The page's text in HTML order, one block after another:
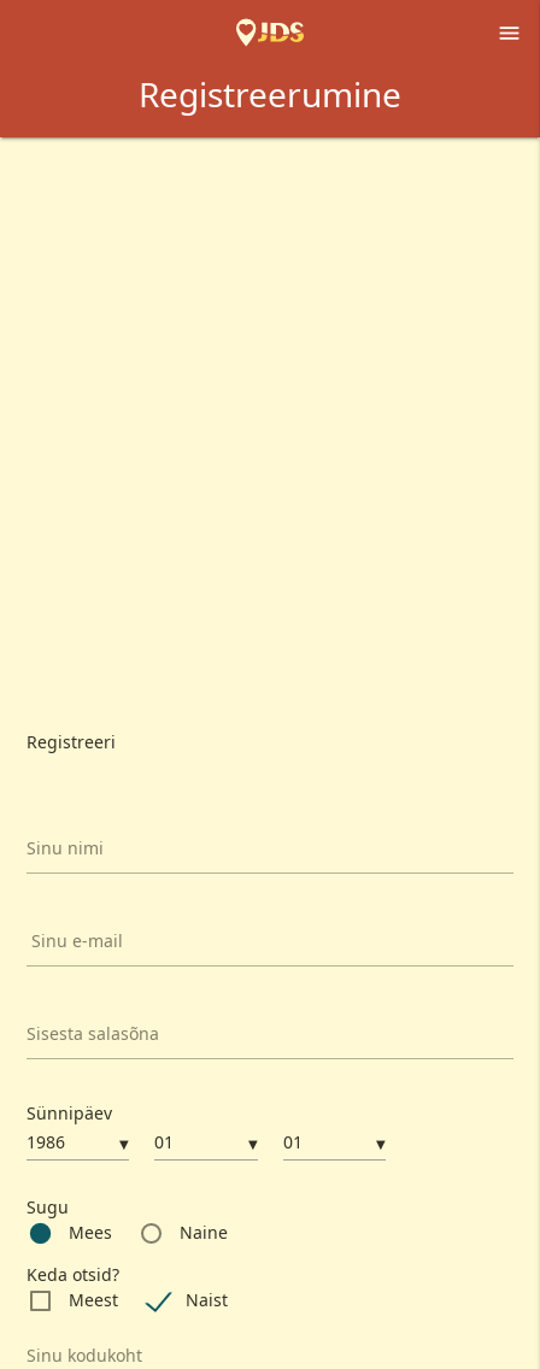

Registreerumine
Registreeri
Sinu nimi
Sinu e-mail
Sisesta salasõna
Sünnipäev
▼ ▼ ▼
Sugu
Mees
Naine
Keda otsid?
Meest
Naist
Sinu kodukoht